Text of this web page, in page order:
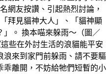
網友按讚、引起熱烈討論，
拜見貓神大人」、「貓神顯
」。 換本喵來躲雨～（圖／
這些在外討生活的浪貓能平安
來到家門前躲雨、請不要驅
乖離開，不妨給牠們短暫的小